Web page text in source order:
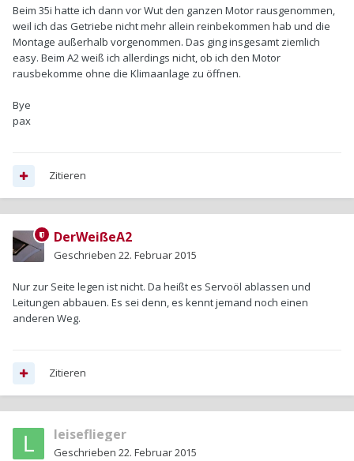
Beim 35i hatte ich dann vor Wut den ganzen Motor rausgenommen,
weil ich das Getriebe nicht mehr allein reinbekommen hab und die
Montage außerhalb vorgenommen. Das ging insgesamt ziemlich
easy. Beim A2 weiß ich allerdings nicht, ob ich den Motor
rausbekomme ohne die Klimaanlage zu öffnen.
Bye
pax
Zitieren
DerWeißeA2
Geschrieben 22. Februar 2015
Nur zur Seite legen ist nicht. Da heißt es Servoöl ablassen und
Leitungen abbauen. Es sei denn, es kennt jemand noch einen
anderen Weg.
Zitieren
leiseflieger
Geschrieben 22. Februar 2015